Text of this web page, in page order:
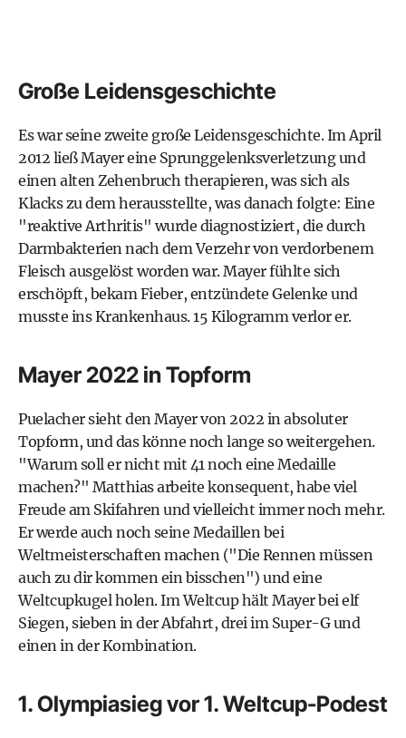
Große Leidensgeschichte
Es war seine zweite große Leidensgeschichte. Im April
2012 ließ Mayer eine Sprunggelenksverletzung und
einen alten Zehenbruch therapieren, was sich als
Klacks zu dem herausstellte, was danach folgte: Eine
"reaktive Arthritis" wurde diagnostiziert, die durch
Darmbakterien nach dem Verzehr von verdorbenem
Fleisch ausgelöst worden war. Mayer fühlte sich
erschöpft, bekam Fieber, entzündete Gelenke und
musste ins Krankenhaus. 15 Kilogramm verlor er.
Mayer 2022 in Topform
Puelacher sieht den Mayer von 2022 in absoluter
Topform, und das könne noch lange so weitergehen.
"Warum soll er nicht mit 41 noch eine Medaille
machen?" Matthias arbeite konsequent, habe viel
Freude am Skifahren und vielleicht immer noch mehr.
Er werde auch noch seine Medaillen bei
Weltmeisterschaften machen ("Die Rennen müssen
auch zu dir kommen ein bisschen") und eine
Weltcupkugel holen. Im Weltcup hält Mayer bei elf
Siegen, sieben in der Abfahrt, drei im Super-G und
einen in der Kombination.
1. Olympiasieg vor 1. Weltcup-Podest